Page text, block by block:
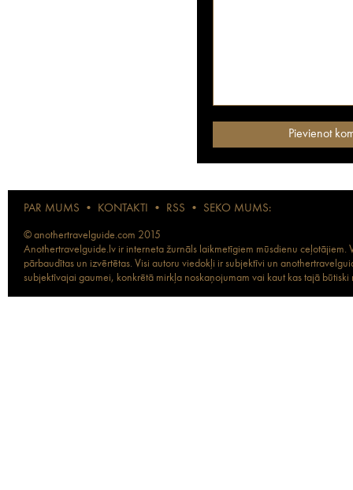
PAR MUMS • KONTAKTI • RSS • SEKO MUMS:
© anothertravelguide.com 2015
Anothertravelguide.lv ir interneta žurnāls laikmetīgiem mūsdienu
pārbaudītas un izvērtētas. Visi autoru viedokļi ir subjektīvi un
subjektīvajai gaumei, konkrētā mirkļa noskaņojumam vai kaut kas tajā